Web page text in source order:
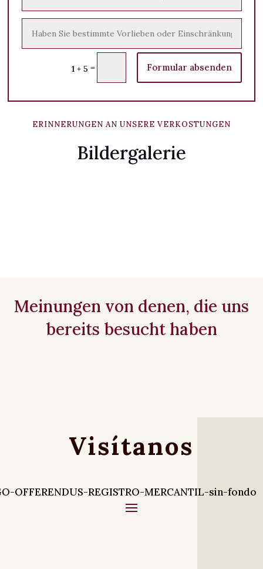
1 + 5 = Formular absenden
ERINNERUNGEN AN UNSERE VERKOSTUNGEN
Bildergalerie
Meinungen von denen, die uns
bereits besucht haben
Visítanos